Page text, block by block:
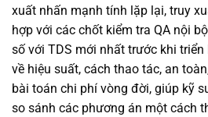
xuất nhấn mạnh tính lặp lại, truy
hợp với các chốt kiểm tra QA nội
số với TDS mới nhất trước khi
về hiệu suất, cách thao tác, an
bài toán chi phí vòng đời, giúp kỹ
so sánh các phương án một cách